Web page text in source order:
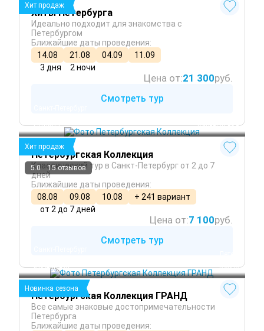
Хит продаж
Хиты Петербурга
Идеально подходит для знакомства с
Петербургом
Ближайшие даты проведения:
14.08
21.08 04.09
11.09
3 дня
2 ночи
Цена от:21 300руб.
Смотреть тур
Гатчина
Хит продаж
5.0 15 отзывов
Круглый год
Петербургская Коллекция
Классический тур в Санкт-Петербург от 2 до 7
дней
Ближайшие даты проведения:
08.08
09.08 10.08
+ 241 вариант
от 2 до 7 дней
Цена от:7 100руб.
Смотреть тур
Кронштадт
Новинка сезона
Весна
Петербургская Коллекция ГРАНД
Все самые знаковые достопримечательности
Петербурга
Ближайшие даты проведения: